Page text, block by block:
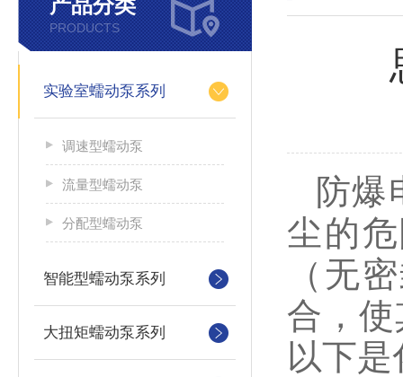
产品分类
PRODUCTS
实验室蠕动泵系列
调速型蠕动泵
流量型蠕动泵
分配型蠕动泵
智能型蠕动泵系列
大扭矩蠕动泵系列
防爆
尘的
（无
合，
以下